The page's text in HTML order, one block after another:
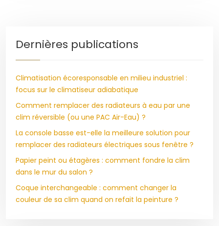
Dernières publications
Climatisation écoresponsable en milieu industriel :
focus sur le climatiseur adiabatique
Comment remplacer des radiateurs à eau par une
clim réversible (ou une PAC Air-Eau) ?
La console basse est-elle la meilleure solution pour
remplacer des radiateurs électriques sous fenêtre ?
Papier peint ou étagères : comment fondre la clim
dans le mur du salon ?
Coque interchangeable : comment changer la
couleur de sa clim quand on refait la peinture ?